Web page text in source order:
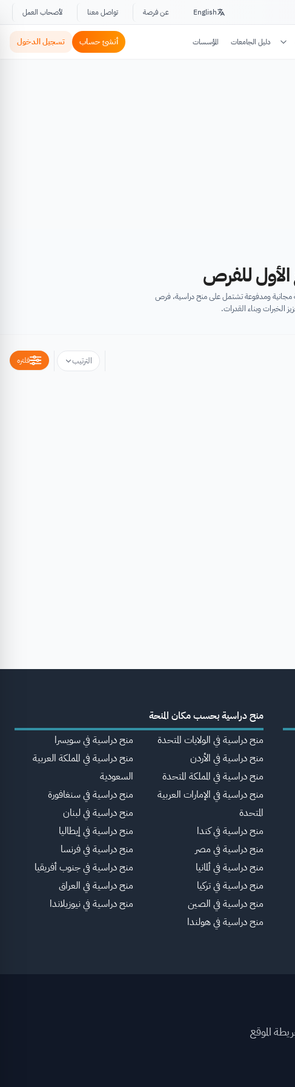
English عن فرصة تواصل معنا لأصحاب العمل
دليل الجامعات المؤسسات أنشئ حساب تسجيل الدخول
الأول للفرص
مجانية ومدفوعة تشتمل على منح دراسية، فرص
الخبرات وبناء القدرات.
الترتيب فلتره
منح دراسية بحسب مكان المنحة
منح دراسية في الولايات المتحدة
منح دراسية في الأردن
منح دراسية في المملكة المتحدة
منح دراسية في الإمارات العربية
المتحدة
منح دراسية في كندا
منح دراسية في مصر
منح دراسية في ألمانيا
منح دراسية في تركيا
منح دراسية في الصين
منح دراسية في هولندا
منح دراسية في سويسرا
منح دراسية في المملكة العربية
السعودية
منح دراسية في سنغافورة
منح دراسية في لبنان
منح دراسية في إيطاليا
منح دراسية في فرنسا
منح دراسية في جنوب أفريقيا
منح دراسية في العراق
منح دراسية في نيوزيلاندا
الموقع